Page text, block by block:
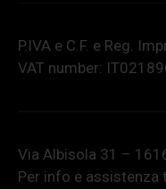
P.IVA e C.F. e Reg.
VAT number:
Via Albisola 31 –
Per info e assistenza